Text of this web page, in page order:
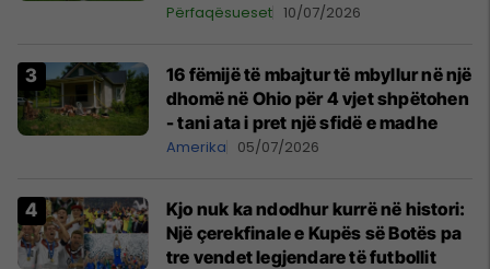
Përfaqësueset 10/07/2026
16 fëmijë të mbajtur të mbyllur në një
dhomë në Ohio për 4 vjet shpëtohen
- tani ata i pret një sfidë e madhe
Amerika 05/07/2026
Kjo nuk ka ndodhur kurrë në histori:
Një çerekfinale e Kupës së Botës pa
tre vendet legjendare të futbollit